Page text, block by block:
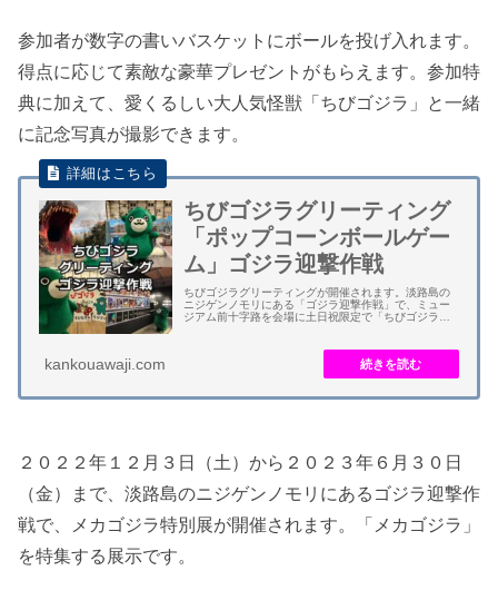
参加者が数字の書いバスケットにボールを投げ入れます。
得点に応じて素敵な豪華プレゼントがもらえます。参加特
典に加えて、愛くるしい大人気怪獣「ちびゴジラ」と一緒
に記念写真が撮影できます。
ちびゴジラグリーティング
「ポップコーンボールゲー
ム」ゴジラ迎撃作戦
ちびゴジラグリーティングが開催されます。淡路島の
ニジゲンノモリにある「ゴジラ迎撃作戦」で、ミュー
ジアム前十字路を会場に土日祝限定で「ちびゴジラ」
kankouawaji.com
２０２２年１２月３日（土）から２０２３年６月３０日
（金）まで、淡路島のニジゲンノモリにあるゴジラ迎撃作
戦で、メカゴジラ特別展が開催されます。「メカゴジラ」
を特集する展示です。